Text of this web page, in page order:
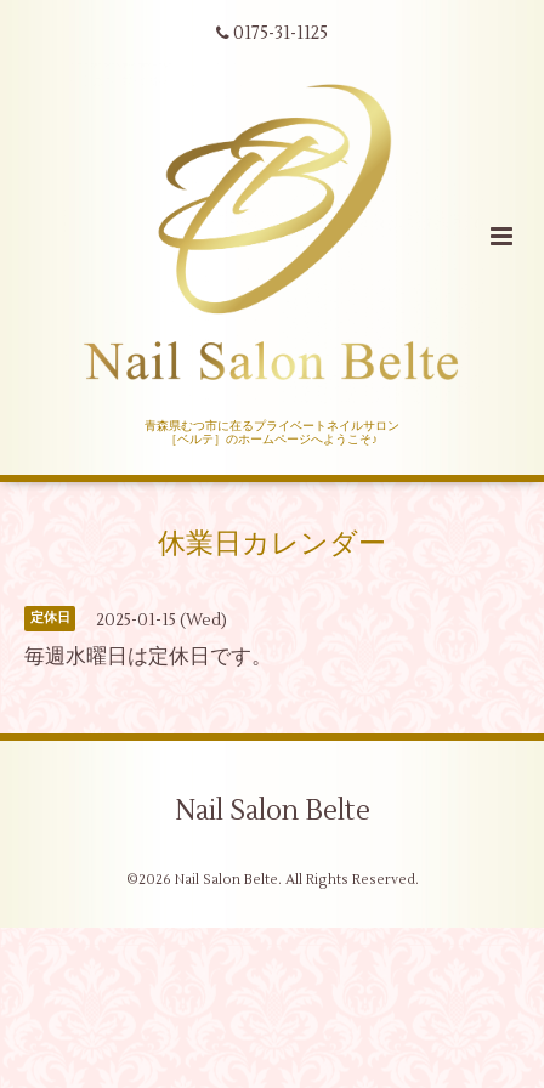
0175-31-1125
青森県むつ市に在るプライベートネイルサロン
［ベルテ］のホームページへようこそ♪
休業日カレンダー
定休日 2025-01-15 (Wed)
毎週水曜日は定休日です。
Nail Salon Belte
©2026 Nail Salon Belte. All Rights Reserved.